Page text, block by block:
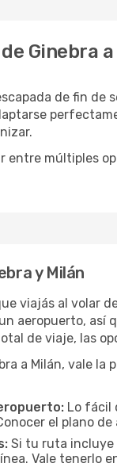
Ginebra
de fin
entre múltiples
y Milán
viajás al volar
aeropuerto, así
de viaje, las
a Milán, vale
Lo fácil
el plano
Si tu ruta incluye
Vale tenerlo